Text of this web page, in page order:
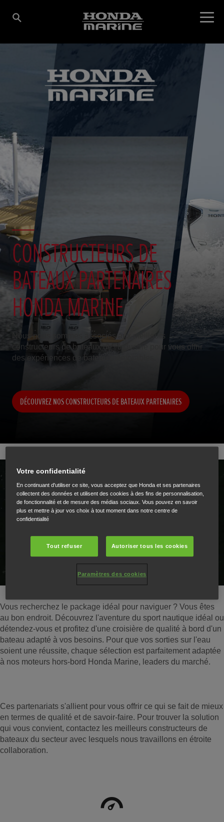
CONSTRUCTEURS DE
BATEAUX PARTENAIRES
HONDA MARINE
Nous nous sommes associés aux meilleurs
constructeurs de bateaux de l'industrie pour vous offrir
des expériences de bateau mémorables.
DÉCOUVREZ NOS CONSTRUCTEURS DE BATEAUX PARTENAIRES
Vous recherchez le package idéal pour naviguer ? Vous êtes
au bon endroit. Découvrez l'aventure du sport nautique idéal ou
détendez-vous et profitez d'une croisière de qualité à bord d'un
bateau adapté à vos besoins. Pour que vos sorties sur l'eau
soient une réussite, chaque sélection est parfaitement adaptée
à nos moteurs hors-bord Honda Marine, leaders du marché.
Ces partenariats s'allient pour vous offrir ce qui se fait de mieux
en termes de qualité et de savoir-faire. Pour trouver la solution
qui vous convient, contactez les meilleurs constructeurs de
bateaux du secteur avec lesquels nous travaillons en étroite
collaboration.
Votre confidentialité
En continuant d'utiliser ce site, vous acceptez que Honda et ses partenaires
collectent des données et utilisent des cookies à des fins de personnalisation,
de fonctionnalité et de mesure des médias sociaux. Vous pouvez en savoir
plus et mettre à jour vos choix à tout moment dans notre centre de
confidentialité
Tout refuser Autoriser tous les cookies
Paramètres des cookies